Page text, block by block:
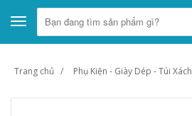
Toggle
navigation
Trang chủ Phụ Kiện - Giày Dép - Túi Xách